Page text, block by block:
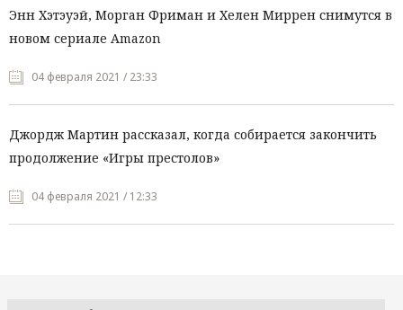
Энн Хэтэуэй, Морган Фриман и Хелен Миррен снимутся в
новом сериале Amazon
04 февраля 2021 / 23:33
Джордж Мартин рассказал, когда собирается закончить
продолжение «Игры престолов»
04 февраля 2021 / 12:33